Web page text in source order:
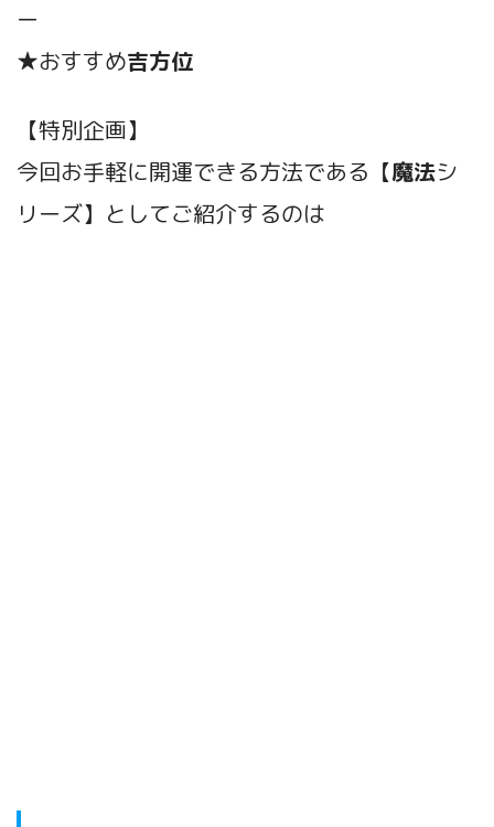
ー
★おすすめ吉方位
【特別企画】
今回お手軽に開運できる方法である【魔法シ
リーズ】としてご紹介するのは